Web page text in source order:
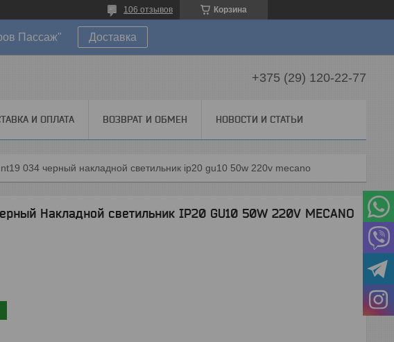
Корзина
106 отзывов
Пассаж" Доставка
+375 (29) 120-22-77
И ОПЛАТА ВОЗВРАТ И ОБМЕН НОВОСТИ И СТАТЬИ
034 черный накладной светильник ip20 gu10 50w 220v mecano
Накладной светильник IP20 GU10 50W 220V MECANO